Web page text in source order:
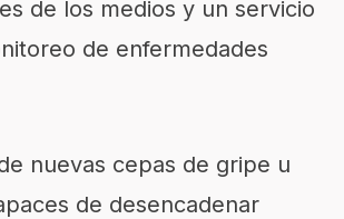
de los medios y un servicio
de enfermedades
nuevas cepas de gripe u
de desencadenar